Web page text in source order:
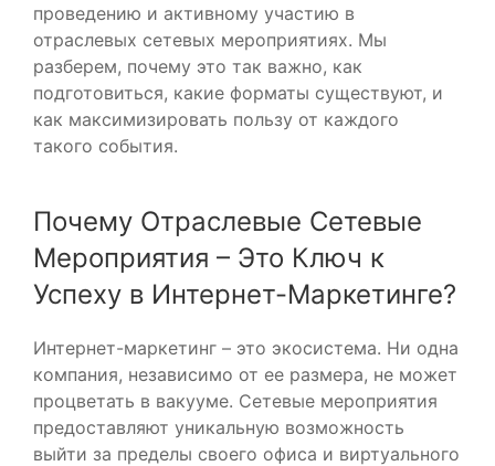
проведению и активному участию в
отраслевых сетевых мероприятиях. Мы
разберем, почему это так важно, как
подготовиться, какие форматы существуют, и
как максимизировать пользу от каждого
такого события.
Почему Отраслевые Сетевые
Мероприятия – Это Ключ к
Успеху в Интернет-Маркетинге?
Интернет-маркетинг – это экосистема. Ни одна
компания, независимо от ее размера, не может
процветать в вакууме. Сетевые мероприятия
предоставляют уникальную возможность
выйти за пределы своего офиса и виртуального